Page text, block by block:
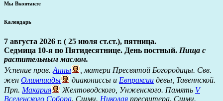
Мы Вконтакте
Календарь
7 августа 2026 г. ( 25 июля ст.ст.), пятница.
Седмица 10-я по Пятидесятнице. День постный. Пища с
растительным маслом.
Успение прав.Анны
, матери Пресвятой Богородицы. Свв.
жен Олимпиады диакониссы и Евпраксии девы, Тавеннской.
Прп. Макария Желтоводского, Унженского. Память V
Вселенского Собора. Сщмч. Николая пресвитера. Сщмч.